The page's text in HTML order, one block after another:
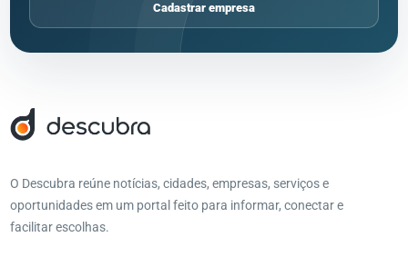
Cadastrar empresa
O Descubra reúne notícias, cidades, empresas, serviços e
oportunidades em um portal feito para informar, conectar e
facilitar escolhas.